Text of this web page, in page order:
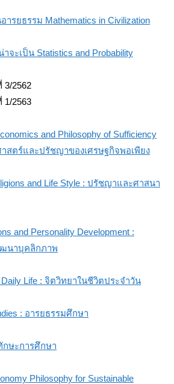
รยธรรม Mathematics in Civilization
จะเป็น Statistics and Probability
3/2562
1/2563
and Philosophy of Sufficiency
สตร์และปรัชญาของเศรษฐกิจพอเพียง
and Life Style : ปรัชญาและศาสนา
and Personality Development :
นาบุคลิกภาพ
Daily Life : จิตวิทยาในชีวิตประจำวัน
: อารยธรรมศึกษา
กษะการศึกษา
Philosophy for Sustainable